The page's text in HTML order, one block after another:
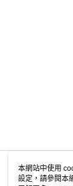
本網站中使用
設定，請參閱本